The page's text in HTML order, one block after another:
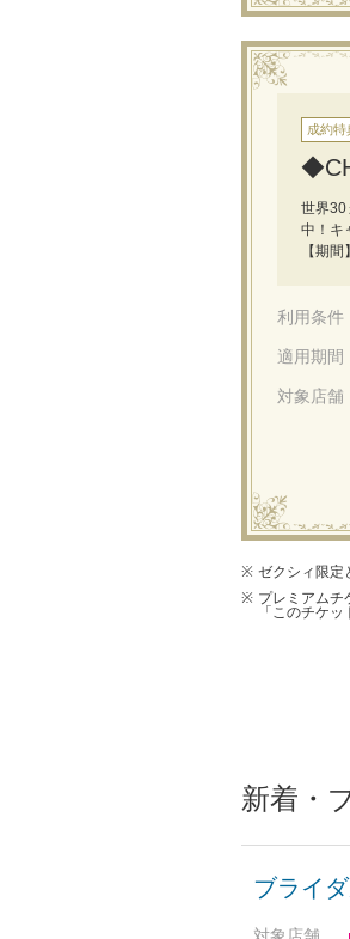
成約特
世界30
中！キ
【期
利用条件
適用期間
対象店舗
ゼクシィ限定
プレミアムチ
「このチケ
新着・
ブライ